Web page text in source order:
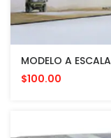
$100.00